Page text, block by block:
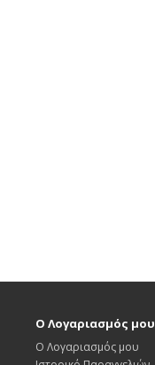
Ο Λογαριασμός μου
Ο Λογαριασμός μου